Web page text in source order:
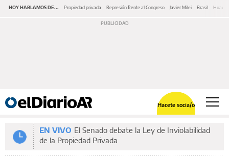
HOY HABLAMOS DE... Propiedad privada Represión frente al Congreso Javier Milei Brasil Huawei
Hacete socia/o
EN VIVO El Senado debate la Ley de Inviolabilidad
de la Propiedad Privada